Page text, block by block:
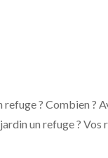
? Combien ?
un refuge ? Vos